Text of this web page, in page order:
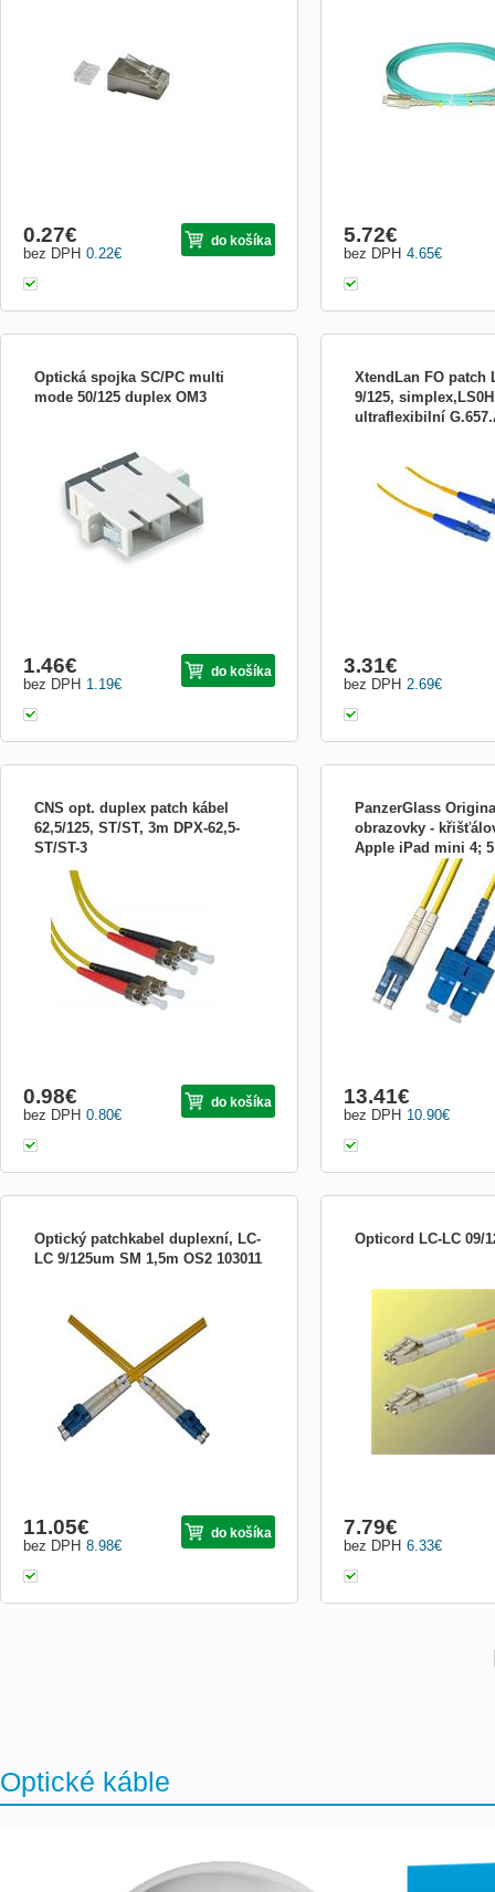
kabel, PVC a LSOH plášť. Konektory
OPTIX typu RJ45 jsou spolehlivé
komponenty, které jsou konstrukčně
uzpůsobeny tak, a
0.22€
bez DPH
0.27€ do košíka
prvkem. ZÁKLADNÍ
vlákna: multimode;
4.65€
bez DPH
5.72€
Optická spojka SC/PC multi
mode 50/125 duplex OM3
1.19€
bez DPH
1.46€ do košíka
XtendLan FO patch
9/125,
ultraflexibilní
jednotlivých optický
ultraflexibilní optický
malý poloměr ohybu...
2.69€
bez DPH
3.31€
CNS opt. duplex patch kábel
62,5/125, ST/ST, 3m DPX-62,5-
ST/ST-3
ST/ST, 3m
0.80€
bez DPH
0.98€ do košíka
PanzerGlass
obrazovky -
Apple iPad mini 4; 5
Optický patchkabel
9/125um SM, 2m
10.90€
bez DPH
13.41€
Optický patchkabel duplexní, LC-
LC 9/125um SM 1,5m OS2 103011
propojovací optický kabel, zakončený na
obou stranách optickými konektory.
Patchcordy se používají k propojení
zařízení uvnitř rozvaděče, nebo k připojení
aktivních prvků k optické tr...
8.98€
bez DPH
11.05€ do košíka
Opticord LC-LC 09/
6.33€
bez DPH
7.79€
Optické káble